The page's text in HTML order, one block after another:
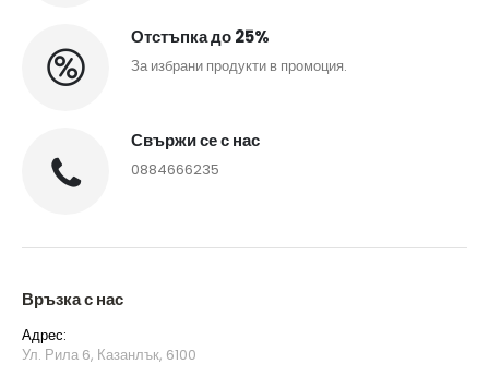
Отстъпка до 25%
За избрани продукти в промоция.
Свържи се с нас
0884666235
Връзка с нас
Адрес:
Ул. Рила 6, Казанлък, 6100